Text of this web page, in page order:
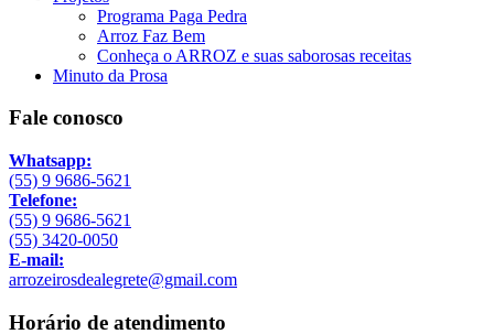
Programa Paga Pedra
Arroz Faz Bem
Conheça o ARROZ e suas saborosas receitas
Minuto da Prosa
Fale conosco
Whatsapp:
(55) 9 9686-5621
Telefone:
(55) 9 9686-5621
(55) 3420-0050
E-mail:
arrozeirosdealegrete@gmail.com
Horário de atendimento